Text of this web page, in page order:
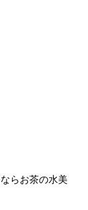
らお茶の水美